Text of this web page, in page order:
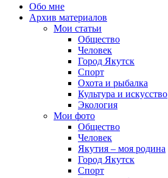
Обо мне
Архив материалов
Мои статьи
Общество
Человек
Город Якутск
Спорт
Охота и рыбалка
Культура и искусство
Экология
Мои фото
Общество
Человек
Якутия – моя родина
Город Якутск
Спорт